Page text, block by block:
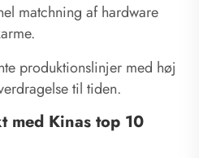
matchning af hardware
produktionslinjer med høj
til tiden.
med Kinas top 10